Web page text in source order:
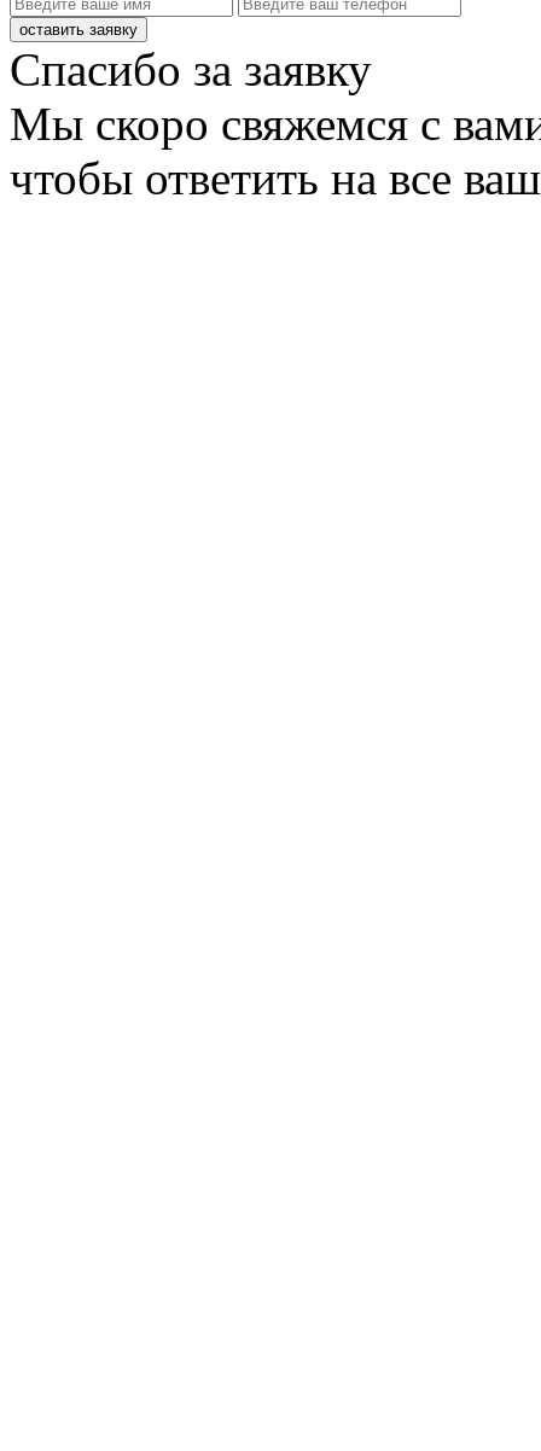
оставить заявку
Спасибо за заявку
Мы скоро свяжемся с
чтобы ответить на все